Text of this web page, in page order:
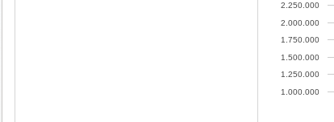
1.000.000
1.250.000
1.500.000
1.750.000
2.000.000
2.250.000